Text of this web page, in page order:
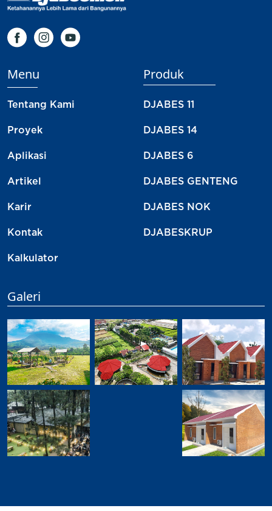
Menu
Tentang Kami
Proyek
Aplikasi
Artikel
Karir
Kontak
Kalkulator
Produk
DJABES 11
DJABES 14
DJABES 6
DJABES GENTENG
DJABES NOK
DJABESKRUP
Galeri